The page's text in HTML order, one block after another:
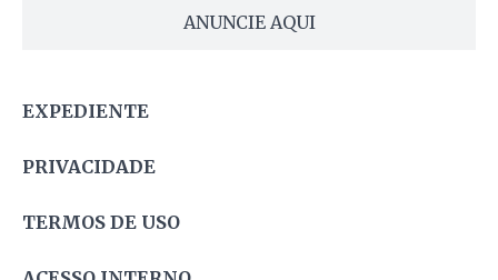
ANUNCIE AQUI
EXPEDIENTE
PRIVACIDADE
TERMOS DE USO